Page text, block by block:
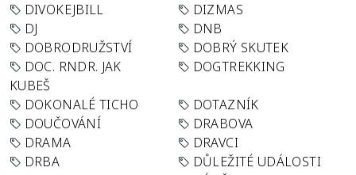
DIVOKEJBILL
DIZMAS
DJ
DNB
DOBRODRUŽSTVÍ
DOBRÝ SKUTEK
DOC. RNDR. JAK
KUBEŠ
DOGTREKKING
DOKONALÉ TICHO
DOTAZNÍK
DOUČOVÁNÍ
DRABOVA
DRAMA
DRAVCI
DRBA
DŮLEŽITÉ UDÁLOSTI